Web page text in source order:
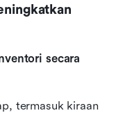
secara
termasuk kiraan